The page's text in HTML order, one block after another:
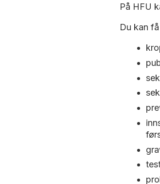
På HFU
Du kan